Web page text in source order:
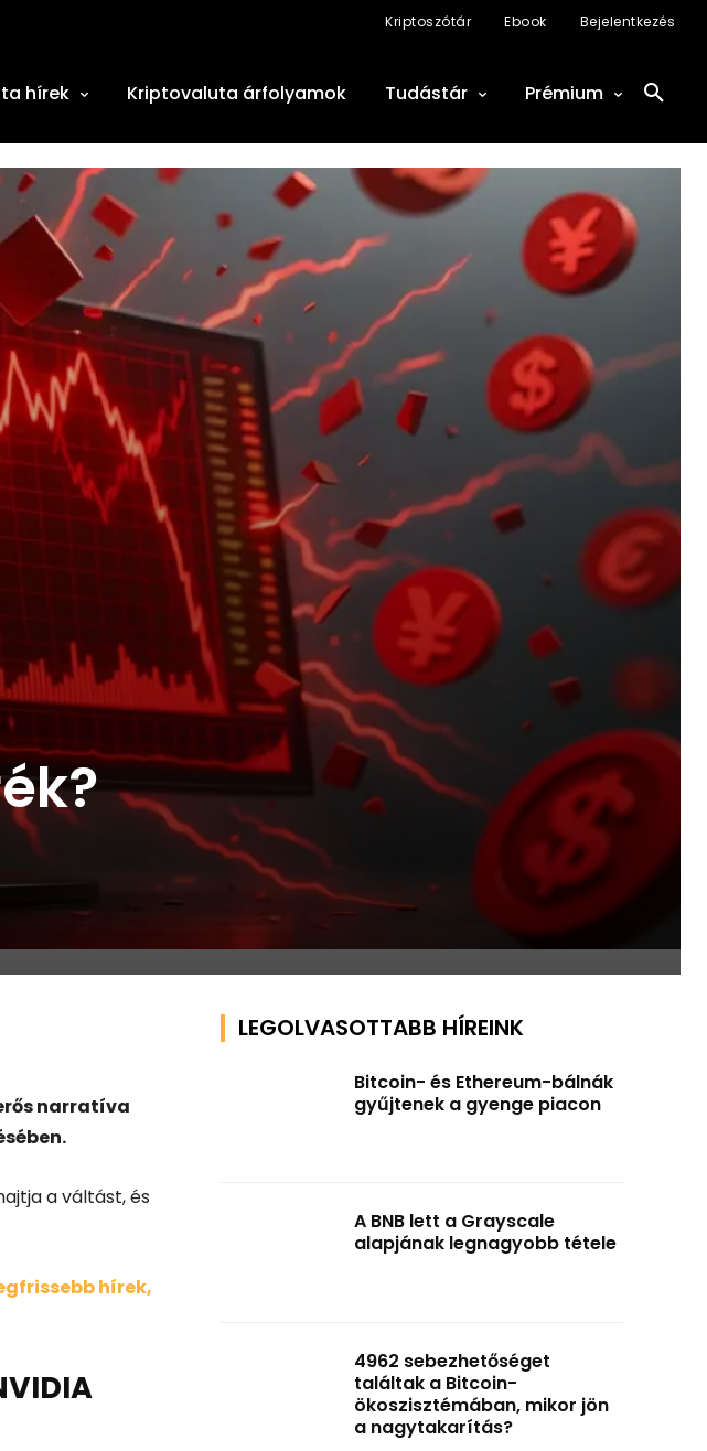
Kriptoszótár Ebook Bejelentkezés
hírek Kriptovaluta árfolyamok Tudástár Prémium
narratíva
a váltást, és
hírek,
LEGOLVASOTTABB HÍREINK
Bitcoin- és Ethereum-bálnák
gyűjtenek a gyenge piacon
A BNB lett a Grayscale
alapjának legnagyobb tétele
4962 sebezhetőséget
találtak a Bitcoin-
ökoszisztémában, mikor jön
a nagytakarítás?